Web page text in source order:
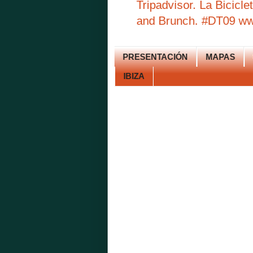
Tripadvisor. La
and Brunch. #DT09
PRESENTACIÓN MAPAS
IBIZA